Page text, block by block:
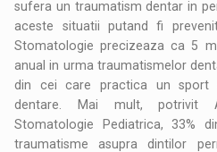
sufera un traumatism dentar in
aceste situatii putand fi
Stomatologie precizeaza ca 5
anual in urma traumatismelor
din cei care practica un sport
dentare. Mai mult, potrivit
Stomatologie Pediatrica, 33%
traumatisme asupra dintilor